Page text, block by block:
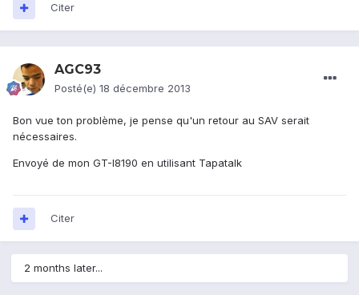
Citer
AGC93
Posté(e) 18 décembre 2013
Bon vue ton problème, je pense qu'un retour au SAV serait
nécessaires.
Envoyé de mon GT-I8190 en utilisant Tapatalk
Citer
2 months later...